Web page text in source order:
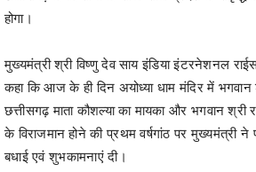
होगा।
मुख्यमंत्री श्री विष्णु देव साय इंडिया इंटरनेशनल
कहा कि आज के ही दिन अयोध्या धाम मंदिर में भगवान
छत्तीसगढ़ माता कौशल्या का मायका और भगवान श्री
के विराजमान होने की प्रथम वर्षगांठ पर
बधाई एवं शुभकामनाएं दी।